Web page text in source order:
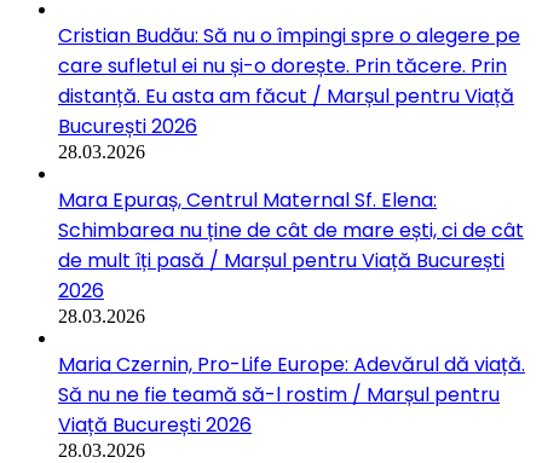
Cristian Budău: Să nu o împingi spre o alegere pe
care sufletul ei nu și-o dorește. Prin tăcere. Prin
distanță. Eu asta am făcut / Marșul pentru Viață
București 2026
28.03.2026
Mara Epuraș, Centrul Maternal Sf. Elena:
Schimbarea nu ține de cât de mare ești, ci de cât
de mult îți pasă / Marșul pentru Viață București
2026
28.03.2026
Maria Czernin, Pro-Life Europe: Adevărul dă viață.
Să nu ne fie teamă să-l rostim / Marșul pentru
Viață București 2026
28.03.2026